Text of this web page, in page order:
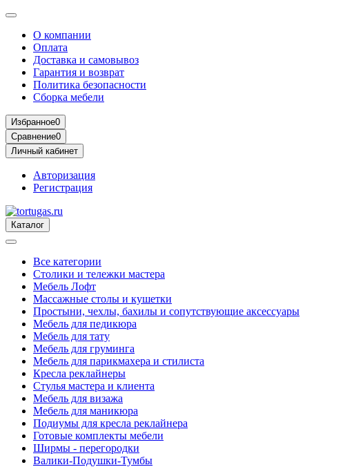
О компании
Оплата
Доставка и самовывоз
Гарантия и возврат
Политика безопасности
Сборка мебели
Избранное0
Сравнение0
Личный кабинет
Авторизация
Регистрация
Каталог
Все категории
Столики и тележки мастера
Мебель Лофт
Массажные столы и кушетки
Простыни, чехлы, бахилы и сопутствующие аксессуары
Мебель для педикюра
Мебель для тату
Мебель для груминга
Мебель для парикмахера и стилиста
Кресла реклайнеры
Стулья мастера и клиента
Мебель для визажа
Мебель для маникюра
Подиумы для кресла реклайнера
Готовые комплекты мебели
Ширмы - перегородки
Валики-Подушки-Тумбы